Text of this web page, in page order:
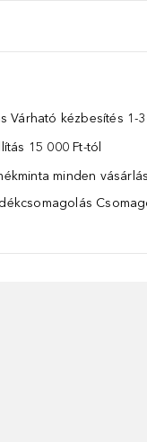
Várható kézbesítés 1-
15 000 Ft-tól
minden